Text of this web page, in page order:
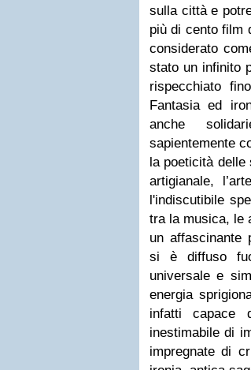
sulla città e
più di cento film
considerato
stato un infinito
rispecchiato
Fantasia ed
anche
sapientemente
la poeticità delle
artigianale,
l'indiscutibile
tra la musica, le
un affascinante
si è diffuso
universale e
energia
infatti capace
inestimabile di
impregnate di